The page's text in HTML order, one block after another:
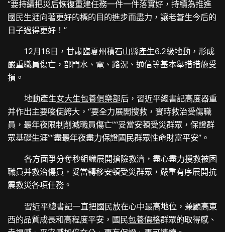
“要持續把災后恢復重建任務一件一件落實好，持續為推進
國民生涯向著更好的標的目的進步而盡力，讓老蒼生今后的
日子過得更好！”
12月18日，甘肅臨夏州積石山縣產生6.2級地動，形成
嚴重職員傷亡，部門水、電、路況、通信等基本舉措措施受
損。
地動產生女大生包養俱樂部后，習近平總書記高度器重
并作出主要唆使誇大，“要全力展開搜救，實時救治受傷職
員，最年夜限制削減職員傷亡”“妥當安頓受災群眾，保證群
眾基礎生涯”“盡最年夜盡力保證國民群眾性命財富平安”。
各方面爭分奪秒組織展開搶險救濟，盡心盡力搜救被困
職員并救治傷員，妥當轉移安頓受災群眾，嚴重有序展開抗
震救災各項任務。
習近平總書記一直把國民放在心中最高地位，兼顧高東
西的品質成長和高程度平安，國民包養價格群眾的取得感、